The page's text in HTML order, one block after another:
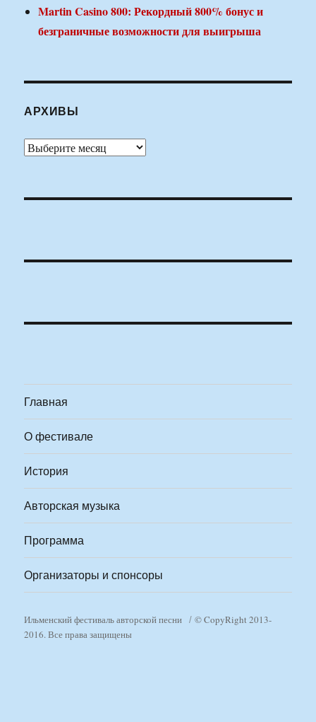
Martin Casino 800: Рекордный 800% бонус и
безграничные возможности для выигрыша
АРХИВЫ
Архивы
Главная
О фестивале
История
Авторская музыка
Программа
Организаторы и спонсоры
Ильменский фестиваль авторской песни
© CopyRight 2013-
2016. Все права защищены